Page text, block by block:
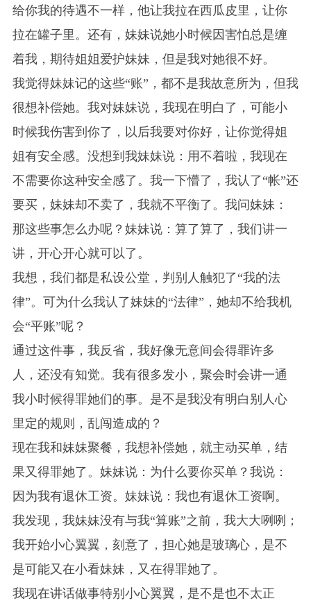
给你我的待遇不一样，他让我拉在西瓜皮里，让你
拉在罐子里。还有，妹妹说她小时候因害怕总是缠
着我，期待姐姐爱护妹妹，但是我对她很不好。
我觉得妹妹记的这些“账”，都不是我故意所为，但我
很想补偿她。我对妹妹说，我现在明白了，可能小
时候我伤害到你了，以后我要对你好，让你觉得姐
姐有安全感。没想到我妹妹说：用不着啦，我现在
不需要你这种安全感了。我一下懵了，我认了“帐”还
要买，妹妹却不卖了，我就不平衡了。我问妹妹：
那这些事怎么办呢？妹妹说：算了算了，我们讲一
讲，开心开心就可以了。
我想，我们都是私设公堂，判别人触犯了“我的法
律”。可为什么我认了妹妹的“法律”，她却不给我机
会“平账”呢？
通过这件事，我反省，我好像无意间会得罪许多
人，还没有知觉。我有很多发小，聚会时会讲一通
我小时候得罪她们的事。是不是我没有明白别人心
里定的规则，乱闯造成的？
现在我和妹妹聚餐，我想补偿她，就主动买单，结
果又得罪她了。妹妹说：为什么要你买单？我说：
因为我有退休工资。妹妹说：我也有退休工资啊。
我发现，我妹妹没有与我“算账”之前，我大大咧咧；
我开始小心翼翼，刻意了，担心她是玻璃心，是不
是可能又在小看妹妹，又在得罪她了。
我现在讲话做事特别小心翼翼，是不是也不太正